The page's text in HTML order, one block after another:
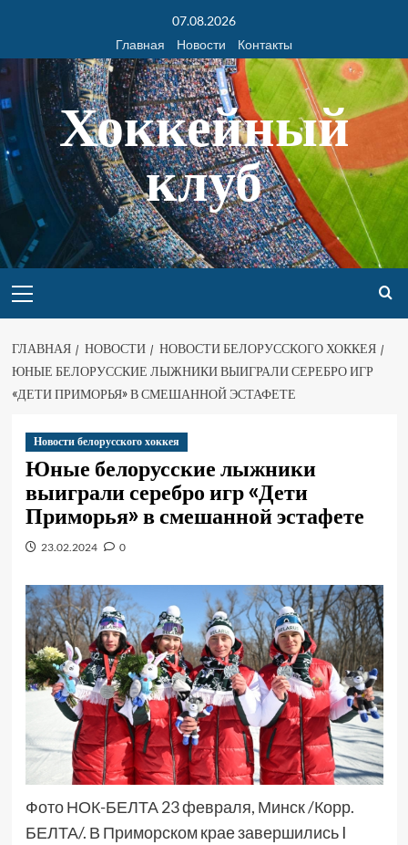
07.08.2026
Главная
Новости Контакты
Хоккейный
клуб
ГЛАВНАЯ НОВОСТИ
НОВОСТИ БЕЛОРУССКОГО ХОККЕЯ
ЮНЫЕ БЕЛОРУССКИЕ ЛЫЖНИКИ ВЫИГРАЛИ СЕРЕБРО ИГР
«ДЕТИ ПРИМОРЬЯ» В СМЕШАННОЙ ЭСТАФЕТЕ
Новости белорусского хоккея
Юные белорусские лыжники
выиграли серебро игр «Дети
Приморья» в смешанной эстафете
23.02.2024 0
Фото НОК-БЕЛТА 23 февраля, Минск /Корр.
БЕЛТА/. В Приморском крае завершились I